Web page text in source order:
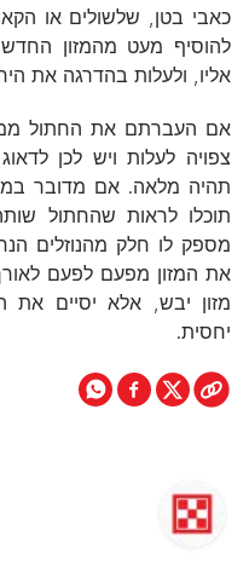
כאבי בטן, שלשולים או
להוסיף מעט מהמזון
אליו, ולעלות בהדרגה את היחס
אם העברתם את החתול
צפויה לעלות ויש לכן
תהיה מלאה. אם מדובר
תוכלו לראות שהחתול
מספק לו חלק מהנוזלים
את המזון מפעם לפעם
מזון יבש, אלא יסיים
יחסית.